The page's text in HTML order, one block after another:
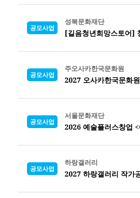
공모사업
성북문화재단
[길음청년희망스토어]
공모사업
주오사카한국문화원
2027 오사카한국문화
공모사업
서울문화재단
2026 예술플러스창업
공모사업
하랑갤러리
2027 하랑갤러리 작가